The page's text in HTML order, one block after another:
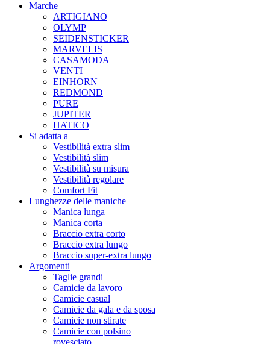
Marche
ARTIGIANO
OLYMP
SEIDENSTICKER
MARVELIS
CASAMODA
VENTI
EINHORN
REDMOND
PURE
JUPITER
HATICO
Si adatta a
Vestibilità extra slim
Vestibilità slim
Vestibilità su misura
Vestibilità regolare
Comfort Fit
Lunghezze delle maniche
Manica lunga
Manica corta
Braccio extra corto
Braccio extra lungo
Braccio super-extra lungo
Argomenti
Taglie grandi
Camicie da lavoro
Camicie casual
Camicie da gala e da sposa
Camicie non stirate
Camicie con polsino
rovesciato